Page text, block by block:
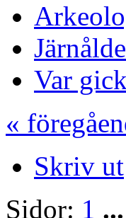
Var
«
Skriv ut
Sidor: 1 ...